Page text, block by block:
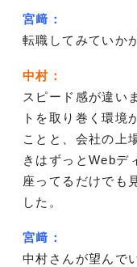
宮﨑：
転職してみていか
中村：
スピード感が違い
トを取り巻く環境
ことと、会社の上
きはずっとWebデ
座ってるだけでも
した。
宮﨑：
中村さんが望んで